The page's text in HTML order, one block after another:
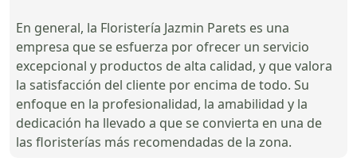
En general, la Floristería Jazmin Parets es una
empresa que se esfuerza por ofrecer un servicio
excepcional y productos de alta calidad, y que valora
la satisfacción del cliente por encima de todo. Su
enfoque en la profesionalidad, la amabilidad y la
dedicación ha llevado a que se convierta en una de
las floristerías más recomendadas de la zona.